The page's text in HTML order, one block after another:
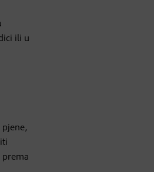
ili u
prema